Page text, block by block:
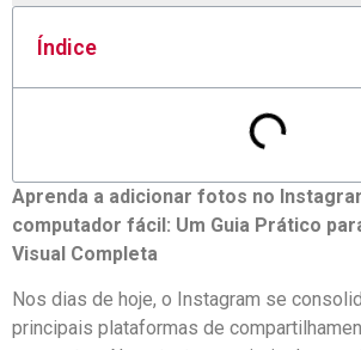
Índice
Aprenda a adicionar fotos‌ no
computador ‌fácil: Um Guia​ Prático
Visual Completa
Nos dias de​ hoje, o Instagram se
principais plataformas ⁢de